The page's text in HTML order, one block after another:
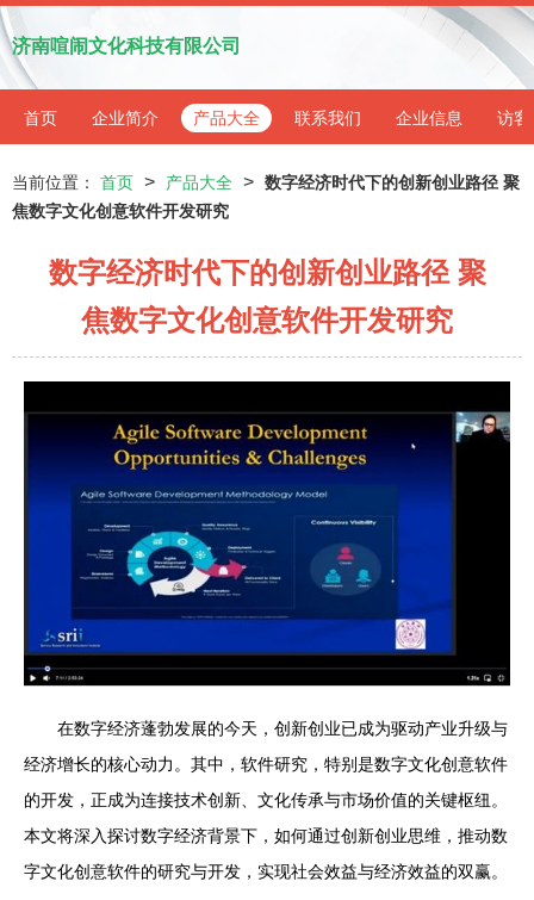
济南喧闹文化科技有限公司
首页 企业简介 产品大全 联系我们 企业信息 访客
当前位置： 首页 > 产品大全 > 数字经济时代下的创新创业路径 聚
焦数字文化创意软件开发研究
数字经济时代下的创新创业路径 聚
焦数字文化创意软件开发研究
在数字经济蓬勃发展的今天，创新创业已成为驱动产业升级与
经济增长的核心动力。其中，软件研究，特别是数字文化创意软件
的开发，正成为连接技术创新、文化传承与市场价值的关键枢纽。
本文将深入探讨数字经济背景下，如何通过创新创业思维，推动数
字文化创意软件的研究与开发，实现社会效益与经济效益的双赢。